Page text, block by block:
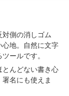
側の消しゴム
心地。自然に文字
ールです。
とんどない書き心
名にも使えま